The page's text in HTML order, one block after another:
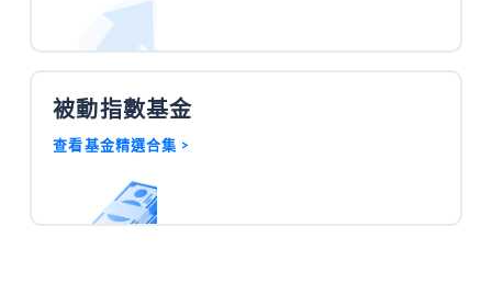
被動指數基金
查看基金精選合集 >